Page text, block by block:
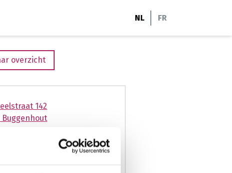
NL FR
overzicht
142
Buggenhout